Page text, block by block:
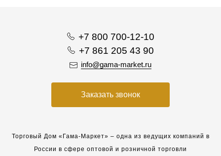
+7 800 700-12-10
+7 861 205 43 90
info@gama-market.ru
Заказать звонок
Торговый Дом «Гама-Маркет» – одна из ведущих компаний в
России в сфере оптовой и розничной торговли